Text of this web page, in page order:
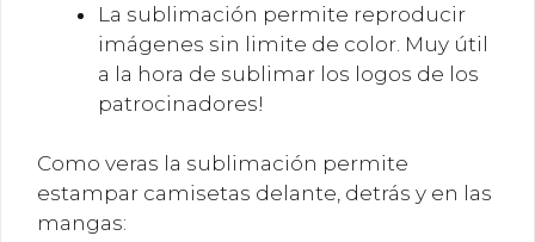
La sublimación permite reproducir
imágenes sin limite de color. Muy útil
a la hora de sublimar los logos de los
patrocinadores!
Como veras la sublimación permite
estampar camisetas delante, detrás y en las
mangas: